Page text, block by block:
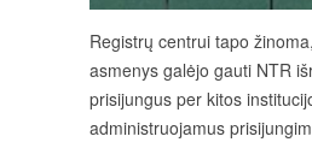
Registrų centrui tapo
asmenys galėjo gauti NTR
prisijungus per kitos
administruojamus